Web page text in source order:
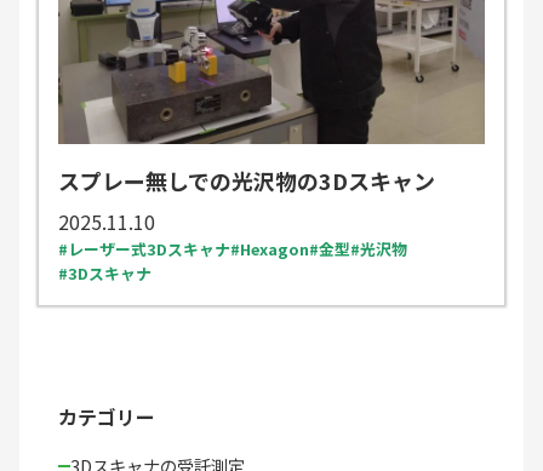
スプレー無しでの光沢物の3Dスキャン
2025.11.10
レーザー式3Dスキャナ Hexagon 金型 光沢物
3Dスキャナ
カテゴリー
3Dスキャナの受託測定